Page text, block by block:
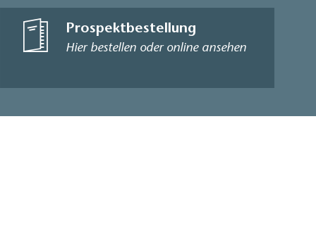
Prospektbestellung
Hier bestellen oder online ansehen